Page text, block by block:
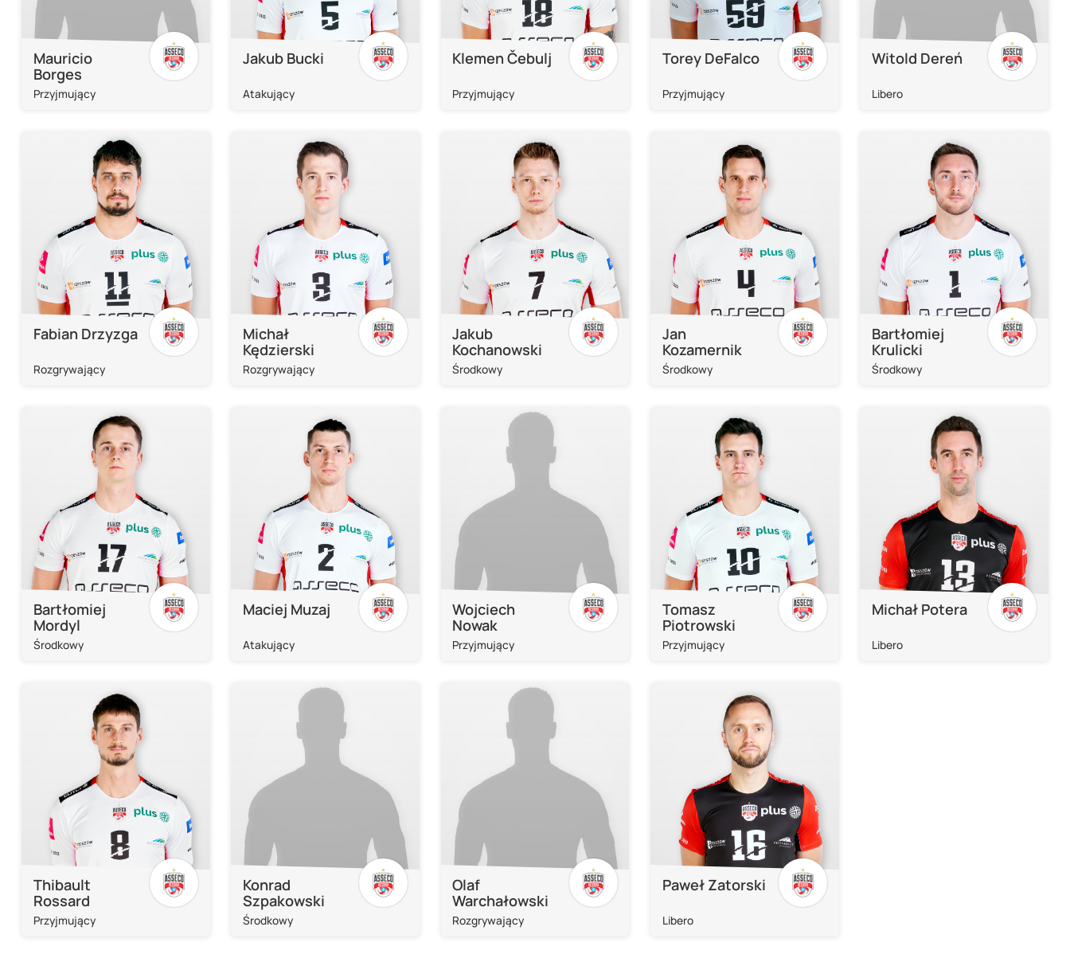
Mauricio
Borges
Przyjmujący
Jakub Bucki
Atakujący
Klemen Čebulj
Przyjmujący
Torey DeFalco
Przyjmujący
Witold Dereń
Libero
Fabian Drzyzga
Rozgrywający
Michał
Kędzierski
Rozgrywający
Jakub
Kochanowski
Środkowy
Jan
Kozamernik
Środkowy
Bartłomiej
Krulicki
Środkowy
Bartłomiej
Mordyl
Środkowy
Maciej Muzaj
Atakujący
Wojciech
Nowak
Przyjmujący
Tomasz
Piotrowski
Przyjmujący
Michał Potera
Libero
Thibault
Rossard
Przyjmujący
Konrad
Szpakowski
Środkowy
Olaf
Warchałowski
Rozgrywający
Paweł Zatorski
Libero